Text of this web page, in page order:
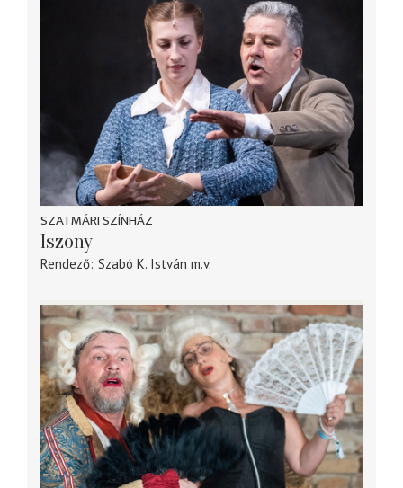
SZATMÁRI SZÍNHÁZ
Iszony
Rendező Szabó K. István m.v.